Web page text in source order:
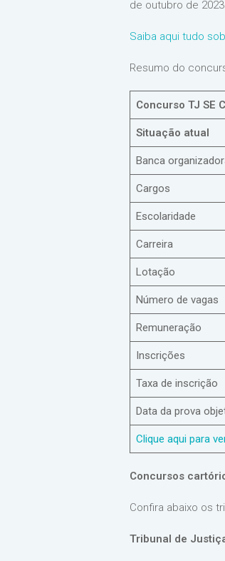
de outubro de
Saiba aqui tudo
Resumo do
Concurso TJ SE
Situação atual
Banca
Cargos
Escolaridade
Carreira
Lotação
Número de vagas
Remuneração
Inscrições
Taxa de inscrição
Data da prova
Clique aqui para
Concursos
Confira abaixo os
Tribunal de